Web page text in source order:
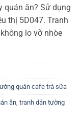
quán ăn? Sử dụng
thị 5D047. Tranh
lo vỡ nhòe
quán cafe trà sữa
ăn tranh dán tường